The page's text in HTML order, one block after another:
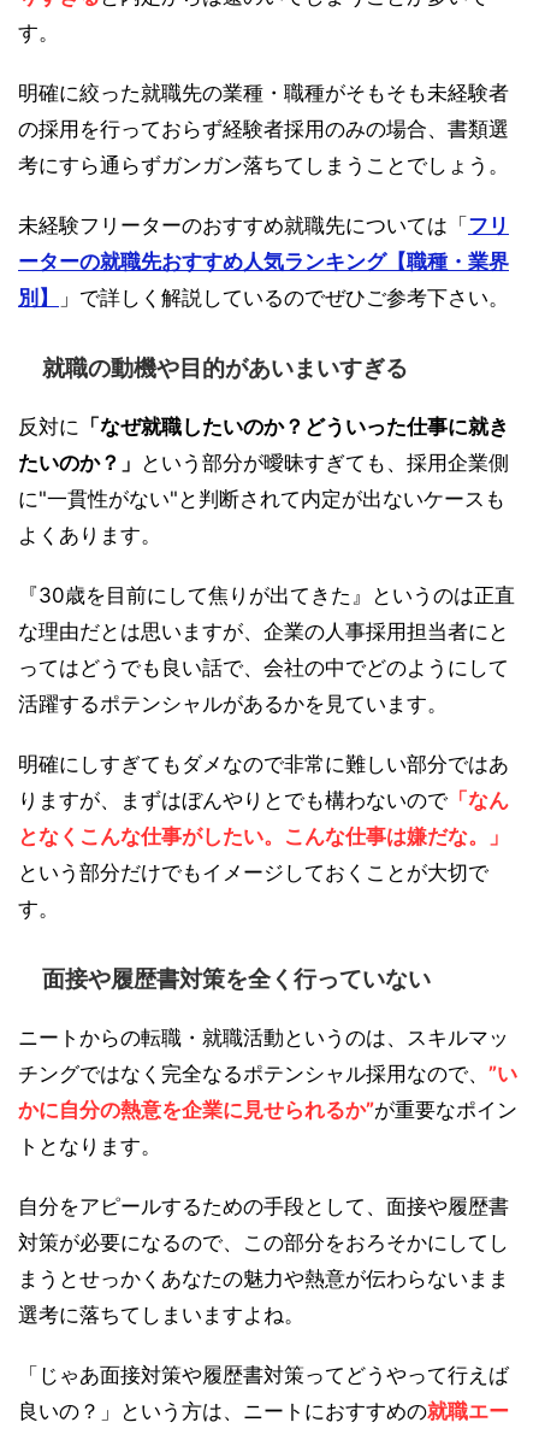
す。
明確に絞った就職先の業種・職種がそもそも未経験者
の採用を行っておらず経験者採用のみの場合、書類選
考にすら通らずガンガン落ちてしまうことでしょう。
未経験フリーターのおすすめ就職先については「 フリ
ーターの就職先おすすめ人気ランキング【職種・業界
別】
」で詳しく解説しているのでぜひご参考下さい。
就職の動機や目的があいまいすぎる
反対に 「なぜ就職したいのか？どういった仕事に就き
たいのか？」 という部分が曖昧すぎても、採用企業側
に"一貫性がない"と判断されて内定が出ないケースも
よくあります。
『30歳を目前にして焦りが出てきた』というのは正直
な理由だとは思いますが、企業の人事採用担当者にと
ってはどうでも良い話で、会社の中でどのようにして
活躍するポテンシャルがあるかを見ています。
明確にしすぎてもダメなので非常に難しい部分ではあ
りますが、まずはぼんやりとでも構わないので「なん
となくこんな仕事がしたい。こんな仕事は嫌だな。」
という部分だけでもイメージしておくことが大切で
す。
面接や履歴書対策を全く行っていない
ニートからの転職・就職活動というのは、スキルマッ
チングではなく完全なるポテンシャル採用なので、 ”い
かに自分の熱意を企業に見せられるか”が重要なポイン
トとなります。
自分をアピールするための手段として、面接や履歴書
対策が必要になるので、この部分をおろそかにしてし
まうとせっかくあなたの魅力や熱意が伝わらないまま
選考に落ちてしまいますよね。
「じゃあ面接対策や履歴書対策ってどうやって行えば
良いの？」という方は、ニートにおすすめの就職エー